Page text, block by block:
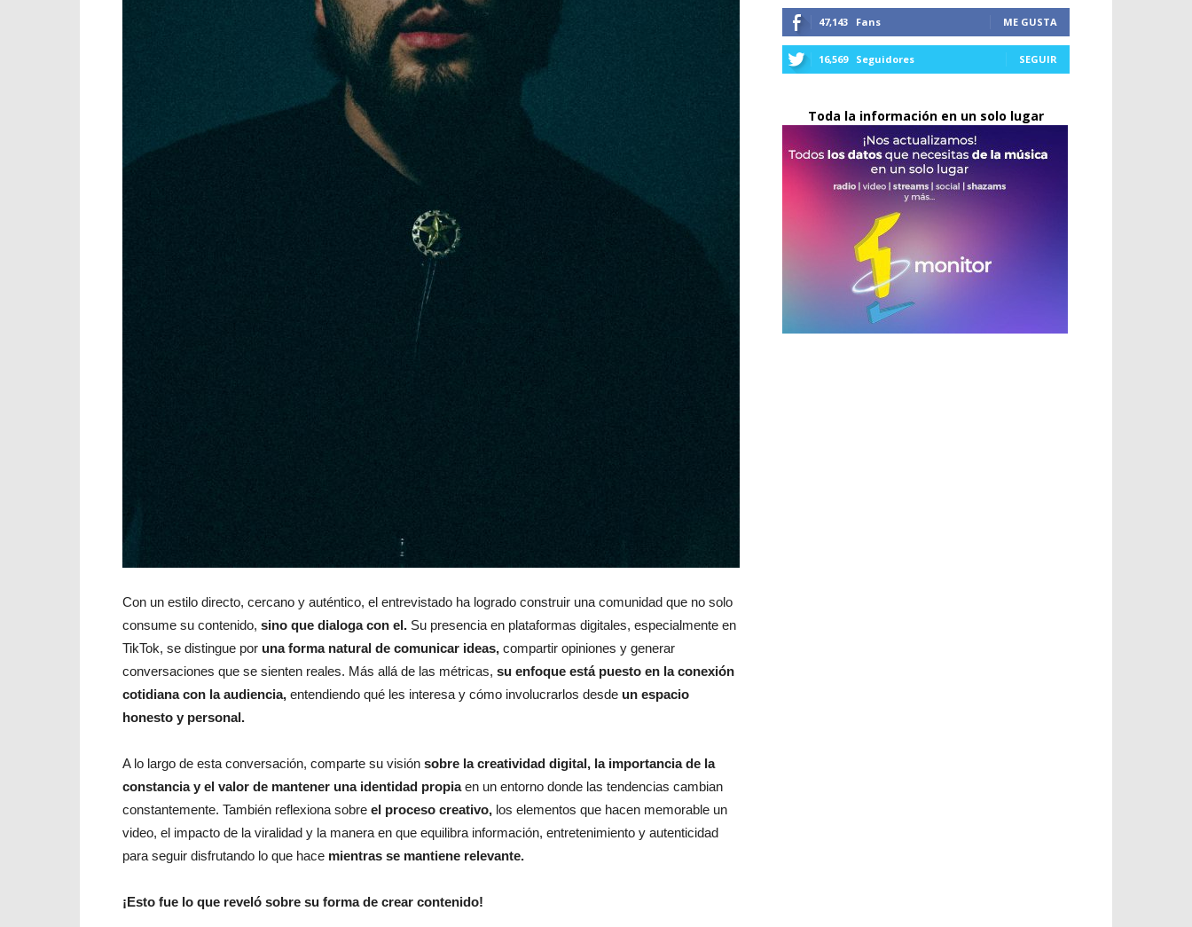
Con un estilo directo, cercano y auténtico, el entrevistado ha logrado construir una comunidad que no solo
consume su contenido, sino que dialoga con el. Su presencia en plataformas digitales, especialmente en
TikTok, se distingue por una forma natural de comunicar ideas, compartir opiniones y generar
conversaciones que se sienten reales. Más allá de las métricas, su enfoque está puesto en la conexión
cotidiana con la audiencia, entendiendo qué les interesa y cómo involucrarlos desde un espacio
honesto y personal.
A lo largo de esta conversación, comparte su visión sobre la creatividad digital, la importancia de la
constancia y el valor de mantener una identidad propiaen un entorno donde las tendencias cambian
constantemente. También reflexiona sobre el proceso creativo, los elementos que hacen memorable un
video, el impacto de la viralidad y la manera en que equilibra información, entretenimiento y autenticidad
para seguir disfrutando lo que hace mientras se mantiene relevante.
¡Esto fue lo que reveló sobre su forma de crear contenido!
47,143 Fans ME GUSTA
16,569 Seguidores SEGUIR
Toda la información en un solo lugar